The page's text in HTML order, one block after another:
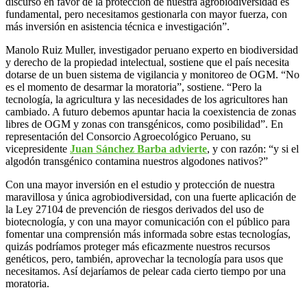
fundamental, pero necesitamos gestionarla con mayor fuerza, con
más inversión en asistencia técnica e investigación”.
Manolo Ruiz Muller, investigador peruano experto en biodiversidad
y derecho de la propiedad intelectual, sostiene que el país necesita
dotarse de un buen sistema de vigilancia y monitoreo de OGM. “No
es el momento de desarmar la moratoria”, sostiene. “Pero la
tecnología, la agricultura y las necesidades de los agricultores han
cambiado. A futuro debemos apuntar hacia la coexistencia de zonas
libres de OGM y zonas con transgénicos, como posibilidad”. En
representación del Consorcio Agroecológico Peruano, su
vicepresidente Juan Sánchez Barba advierte, y con razón: “y si el
algodón transgénico contamina nuestros algodones nativos?”
Con una mayor inversión en el estudio y protección de nuestra
maravillosa y única agrobiodiversidad, con una fuerte aplicación de
la Ley 27104 de prevención de riesgos derivados del uso de
biotecnología, y con una mayor comunicación con el público para
fomentar una comprensión más informada sobre estas tecnologías,
quizás podríamos proteger más eficazmente nuestros recursos
genéticos, pero, también, aprovechar la tecnología para usos que
necesitamos. Así dejaríamos de pelear cada cierto tiempo por una
moratoria.